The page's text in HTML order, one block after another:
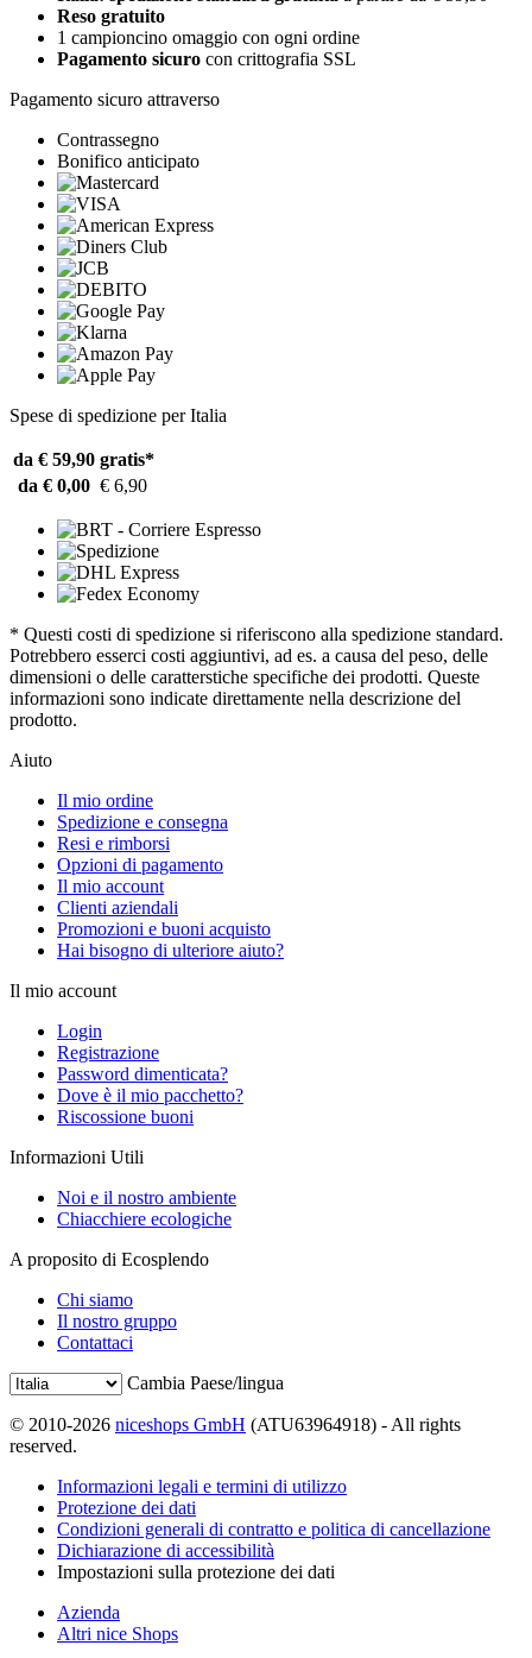
Reso gratuito
1 campioncino omaggio con ogni ordine
Pagamento sicuro con crittografia SSL
Pagamento sicuro attraverso
Contrassegno
Bonifico anticipato
Spese di spedizione per Italia
da € 59,90 gratis*
da € 0,00 € 6,90
* Questi costi di spedizione si riferiscono alla spedizione standard.
Potrebbero esserci costi aggiuntivi, ad es. a causa del peso, delle
dimensioni o delle caratterstiche specifiche dei prodotti. Queste
informazioni sono indicate direttamente nella descrizione del
prodotto.
Aiuto
Il mio ordine
Spedizione e consegna
Resi e rimborsi
Opzioni di pagamento
Il mio account
Clienti aziendali
Promozioni e buoni acquisto
Hai bisogno di ulteriore aiuto?
Il mio account
Login
Registrazione
Password dimenticata?
Dove è il mio pacchetto?
Riscossione buoni
Informazioni Utili
Noi e il nostro ambiente
Chiacchiere ecologiche
A proposito di Ecosplendo
Chi siamo
Il nostro gruppo
Contattaci
Cambia Paese/lingua
© 2010-2026 niceshops GmbH (ATU63964918) - All rights
reserved.
Informazioni legali e termini di utilizzo
Protezione dei dati
Condizioni generali di contratto e politica di cancellazione
Dichiarazione di accessibilità
Impostazioni sulla protezione dei dati
Azienda
Altri nice Shops